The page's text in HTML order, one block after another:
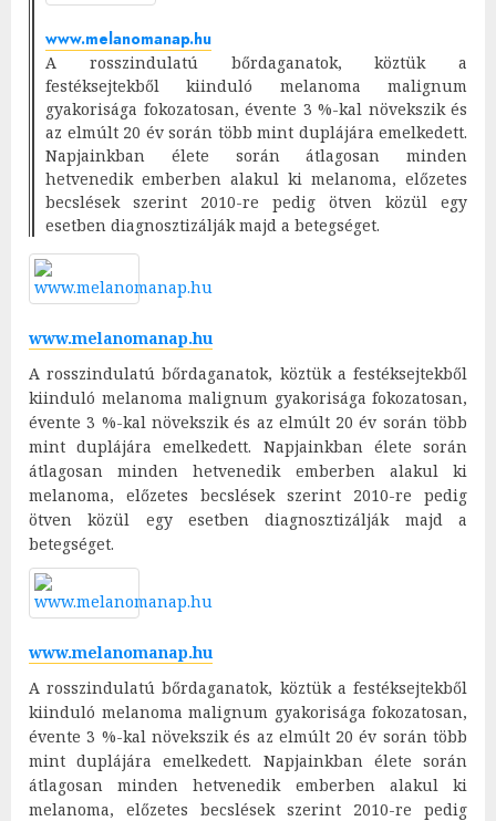
www.melanomanap.hu
A rosszindulatú bőrdaganatok, köztük a
festéksejtekből kiinduló melanoma malignum
gyakorisága fokozatosan, évente 3 %-kal növekszik és
az elmúlt 20 év során több mint duplájára emelkedett.
Napjainkban élete során átlagosan minden
hetvenedik emberben alakul ki melanoma, előzetes
becslések szerint 2010-re pedig ötven közül egy
esetben diagnosztizálják majd a betegséget.
www.melanomanap.hu
A rosszindulatú bőrdaganatok, köztük a festéksejtekből
kiinduló melanoma malignum gyakorisága fokozatosan,
évente 3 %-kal növekszik és az elmúlt 20 év során több
mint duplájára emelkedett. Napjainkban élete során
átlagosan minden hetvenedik emberben alakul ki
melanoma, előzetes becslések szerint 2010-re pedig
ötven közül egy esetben diagnosztizálják majd a
betegséget.
www.melanomanap.hu
A rosszindulatú bőrdaganatok, köztük a festéksejtekből
kiinduló melanoma malignum gyakorisága fokozatosan,
évente 3 %-kal növekszik és az elmúlt 20 év során több
mint duplájára emelkedett. Napjainkban élete során
átlagosan minden hetvenedik emberben alakul ki
melanoma, előzetes becslések szerint 2010-re pedig